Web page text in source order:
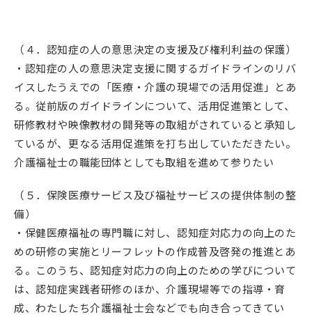
（４．認知症の人の意思決定の支援及び権利利益の保護）
・認知症の人の意思決定支援に関するガイドラインのリバ
イスしたうえでの「医療・介護の現場での活用促進」とあ
る。従前版のガイドラインについて、活用促進策として、
研修教材や映像教材の開発等の取組がされていると承知し
ているが、更なる活用促進策を打ち出していただきたい。
介護福祉士の職能団体としても取組を進めて参りたい
（５．保険医療サービス及び福祉サービスの提供体制の整
備）
・保健医療福祉の専門職に対し、認知症対応力の向上のた
めの研修の実施とリーフレットの作成普及啓発の推進とあ
る。このうち、認知症対応力の向上のための学びについて
は、認知症実践者研修のほか、介護現場等での指導・育
成、わたしたち介護福祉士会などでも向き合ってきてい